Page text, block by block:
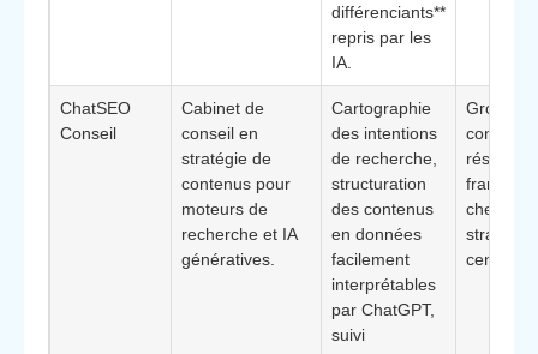
différenciants**
repris par les
IA.
ChatSEO
Conseil
Cabinet de
conseil en
stratégie de
contenus pour
moteurs de
recherche et IA
génératives.
Cartographie
des intentions
de recherche,
structuration
des contenus
en données
facilement
interprétables
par ChatGPT,
suivi
Groupes
réseaux
stratégie